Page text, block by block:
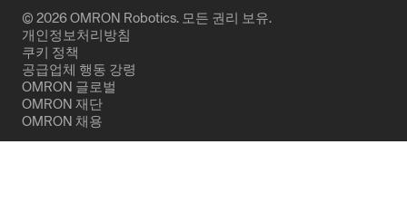
© 2026 OMRON Robotics. 모든 권리 보유.
개인정보처리방침
쿠키 정책
공급업체 행동 강령
OMRON 글로벌
OMRON 재단
OMRON 채용